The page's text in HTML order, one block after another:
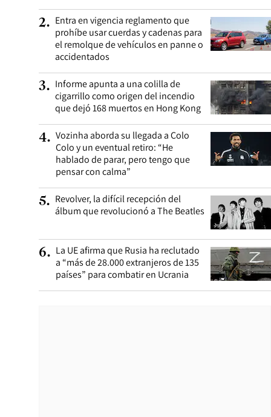
2. Entra en vigencia reglamento que
prohíbe usar cuerdas y cadenas para
el remolque de vehículos en panne o
accidentados
3. Informe apunta a una colilla de
cigarrillo como origen del incendio
que dejó 168 muertos en Hong Kong
4. Vozinha aborda su llegada a Colo
Colo y un eventual retiro: “He
hablado de parar, pero tengo que
pensar con calma”
5. Revolver, la difícil recepción del
álbum que revolucionó a The Beatles
6. La UE afirma que Rusia ha reclutado
a “más de 28.000 extranjeros de 135
países” para combatir en Ucrania